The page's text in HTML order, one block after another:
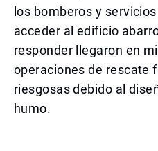
los bomberos y
acceder al edificio
responder llegaron en
operaciones de rescate
riesgosas debido al
humo.